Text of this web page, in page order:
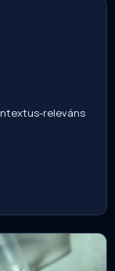
releváns